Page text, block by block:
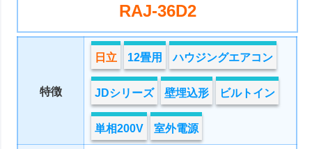
RAJ-36D2
特徴
日立 12畳用 ハウジングエアコン
JDシリーズ 壁埋込形 ビルトイン
単相200V 室外電源